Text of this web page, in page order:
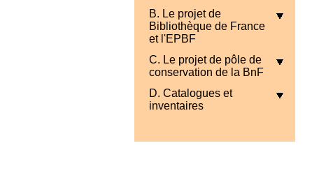
B. Le projet de
Bibliothèque de France
et l'EPBF
C. Le projet de pôle de
conservation de la BnF
D. Catalogues et
inventaires